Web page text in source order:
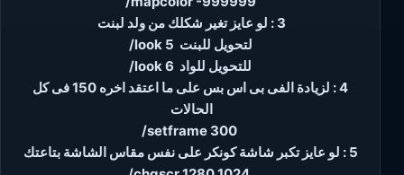
3 : لو عايز تغير شكلك من ولد لبنت
/look 5 لتحويل للبنت
/look 6 للتحويل للواد
4 : لزيادة الفى بى اس بس على ما اعتقد اخره 150 فى كل
الحالات
/setframe 300
5 : لو عايز تكبر شاشة كونكر على نفس مقاس الشاشة بتاعتك